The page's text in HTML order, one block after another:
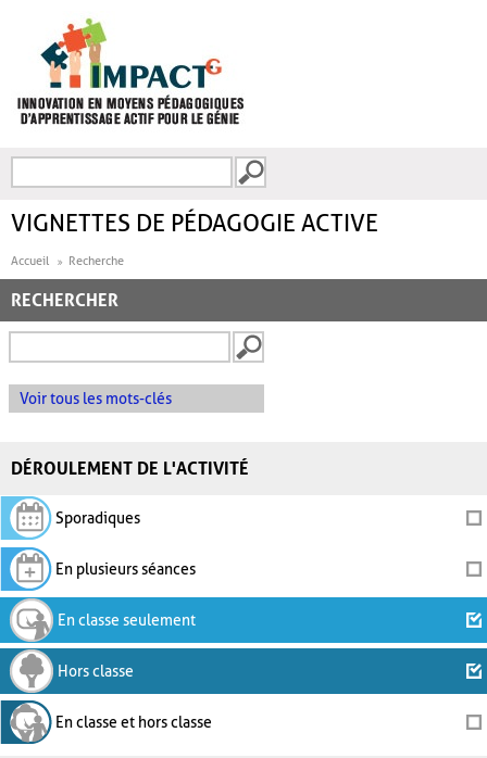
FORMULAIRE DE
VIGNETTES DE PÉDAGOGIE ACTIVE
Accueil Recherche
RECHERCHER
Voir tous les mots-clés
DÉROULEMENT DE L'ACTIVITÉ
Sporadiques
En plusieurs séances
En classe seulement
Hors classe
En classe et hors classe